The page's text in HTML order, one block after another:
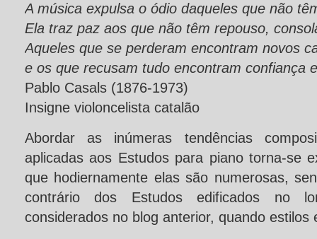
A música expulsa o ódio daqueles que não
Ela traz paz aos que não têm repouso,
Aqueles que se perderam encontram novos
e os que recusam tudo encontram confiança
Pablo Casals (1876-1973)
Insigne violoncelista catalão
Abordar as inúmeras tendências
aplicadas aos Estudos para piano torna-se
que hodiernamente elas são numerosas,
contrário dos Estudos edificados no
considerados no blog anterior, quando estilos